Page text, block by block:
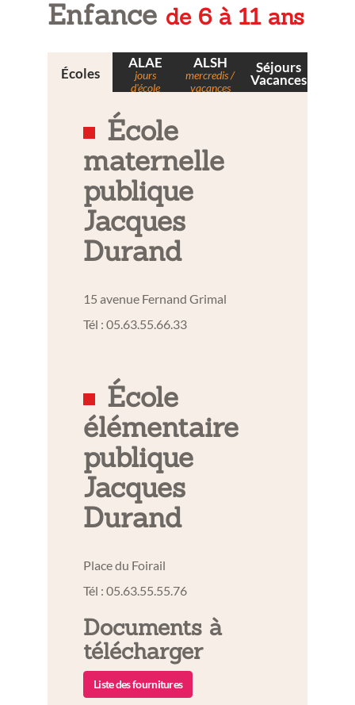
Enfance :de 6 à 11 ans
Écoles
ALAE
jours
d'école
ALSH
mercredis /
vacances
Séjours
Vacances
École
maternelle
publique
Jacques
Durand
15 avenue Fernand Grimal
Tél : 05.63.55.66.33
École
élémentaire
publique
Jacques
Durand
Place du Foirail
Tél : 05.63.55.55.76
Documents à
télécharger
Liste des fournitures